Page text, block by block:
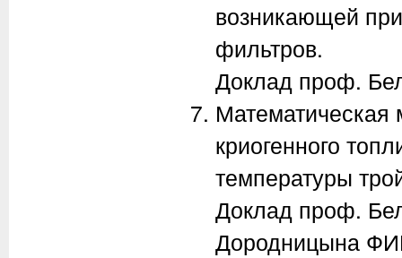
возникающей
фильтров.
Доклад проф.
криогенного
температуры
Доклад проф.
Дородницына